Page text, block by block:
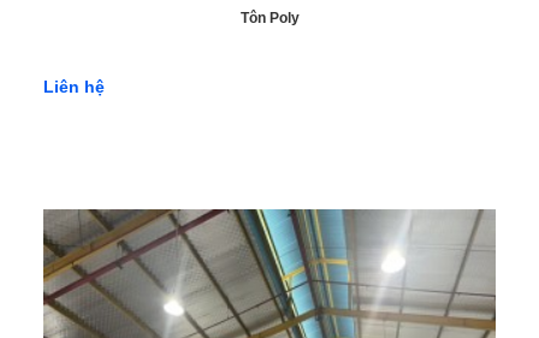
Tôn Poly
Liên hệ